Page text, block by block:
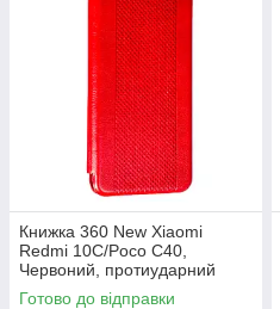
Книжка 360 New Xiaomi
Redmi 10C/Poco C40,
Червоний, протиударний
чохол з екокожі
Готово до відправки